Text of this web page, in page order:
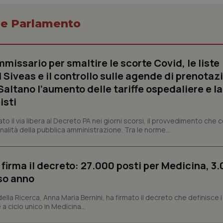
Parlamento
per smaltire le scorte Covid, le liste
Siveas e il controllo sulle agende di
l’aumento delle tariffe ospedaliere e la
il via libera al Decreto PA nei giorni scorsi, il provvedimento che
della pubblica amministrazione. Tra le norme...
il decreto: 27.000 posti per Medicina,
anno
Ricerca, Anna Maria Bernini, ha firmato il decreto che definisce
ciclo unico in Medicina...
Necessari Statistici Marketing
a rendere fruibile il sito web abilitandone funzionalità di base quali la
del sito. Il sito web non è in grado di funzionare correttamente senza questi
Fornitore/Dominio Scadenza
Descrizione
del visitatore riguardo a varie
impostazioni sulla privacy,
sui cookie dei visitatori. È
dei cookie di Cookie-Script.com
www.quotidianosanita.it
4
settimane
Questo cookie è impostato
abilitare il sistema di tracking